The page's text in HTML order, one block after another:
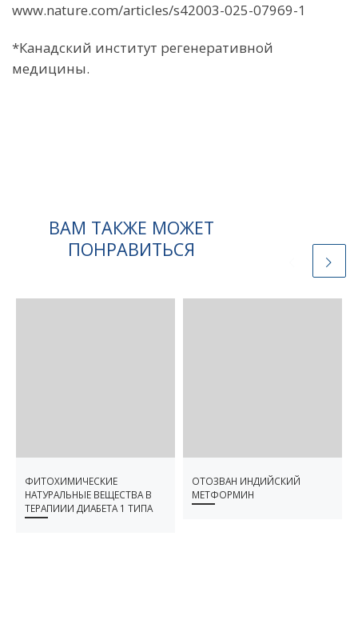
www.nature.com/articles/s42003-025-07969-1
*Канадский институт регенеративной
медицины.
ВАМ ТАКЖЕ МОЖЕТ
ПОНРАВИТЬСЯ
ФИТОХИМИЧЕСКИЕ
НАТУРАЛЬНЫЕ ВЕЩЕСТВА В
ТЕРАПИИИ ДИАБЕТА 1 ТИПА
ОТОЗВАН ИНДИЙСКИЙ
МЕТФОРМИН